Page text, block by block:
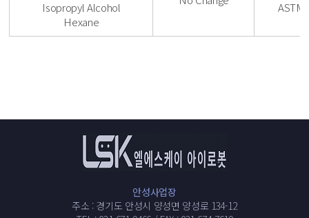
Isopropyl Alcohol
Hexane
ASTM
안성사업장
주소 : 경기도 안성시 양성면 양성로 134-12